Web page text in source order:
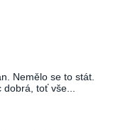
Nemělo se to stát.
toť vše...